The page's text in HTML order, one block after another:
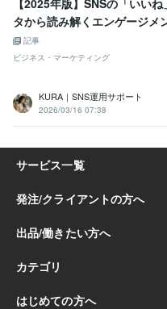
【2025年版】SNSの「いい
タから読み解くエンゲージメ
記事
ビジネス・マーケティング
KURA｜SNS運用サポート
2026/03/16 07:38